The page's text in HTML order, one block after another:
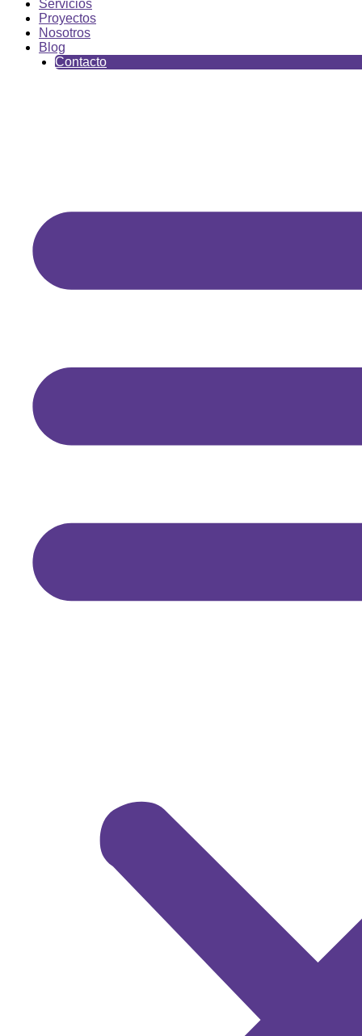
Servicios
Proyectos
Nosotros
Blog
Contacto